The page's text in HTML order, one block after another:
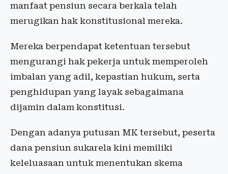
manfaat pensiun secara berkala telah
merugikan hak konstitusional mereka.
Mereka berpendapat ketentuan tersebut
mengurangi hak pekerja untuk memperoleh
imbalan yang adil, kepastian hukum, serta
penghidupan yang layak sebagaimana
dijamin dalam konstitusi.
Dengan adanya putusan MK tersebut, peserta
dana pensiun sukarela kini memiliki
keleluasaan untuk menentukan skema